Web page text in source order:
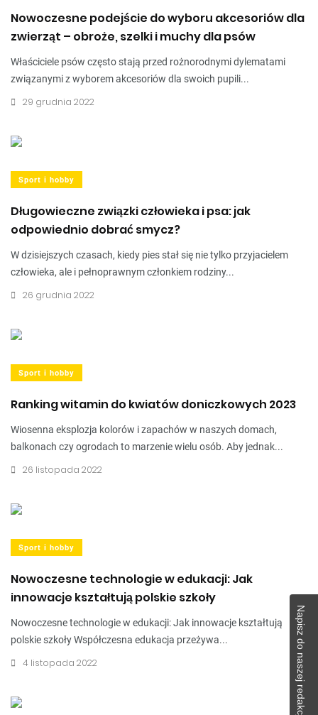
Nowoczesne podejście do wyboru akcesoriów dla
zwierząt – obroże, szelki i muchy dla psów
Właściciele psów często stają przed rożnorodnymi dylematami
związanymi z wyborem akcesoriów dla swoich pupili...
29 grudnia 2022
Sport i hobby
Długowieczne związki człowieka i psa: jak
odpowiednio dobrać smycz?
W dzisiejszych czasach, kiedy pies stał się nie tylko przyjacielem
człowieka, ale i pełnoprawnym członkiem rodziny...
26 grudnia 2022
Sport i hobby
Ranking witamin do kwiatów doniczkowych 2023
Wiosenna eksplozja kolorów i zapachów w naszych domach,
balkonach czy ogrodach to marzenie wielu osób. Aby jednak...
26 listopada 2022
Sport i hobby
Nowoczesne technologie w edukacji: Jak
innowacje kształtują polskie szkoły
Nowoczesne technologie w edukacji: Jak innowacje kształtują
polskie szkoły Współczesna edukacja przeżywa...
4 listopada 2022 Napisz do naszej redakcji!